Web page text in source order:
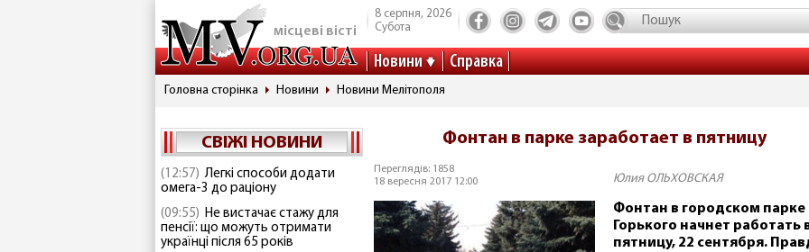
місцеві вісті
8 серпня, 2026
Субота
Новини Справка
Головна сторінка Новини Новини Мелітополя
СВІЖІ НОВИНИ
(12:57) Легкі способи додати
омега-3 до раціону
(09:55) Не вистачає стажу для
пенсії: що можуть отримати
українці після 65 років
Фонтан в парке заработает в пятницу
Переглядів: 1858
18 вересня 2017 12:00
Юлия ОЛЬХОВСКАЯ
Фонтан в городском парке
Горького начнет работать
пятницу, 22 сентября.